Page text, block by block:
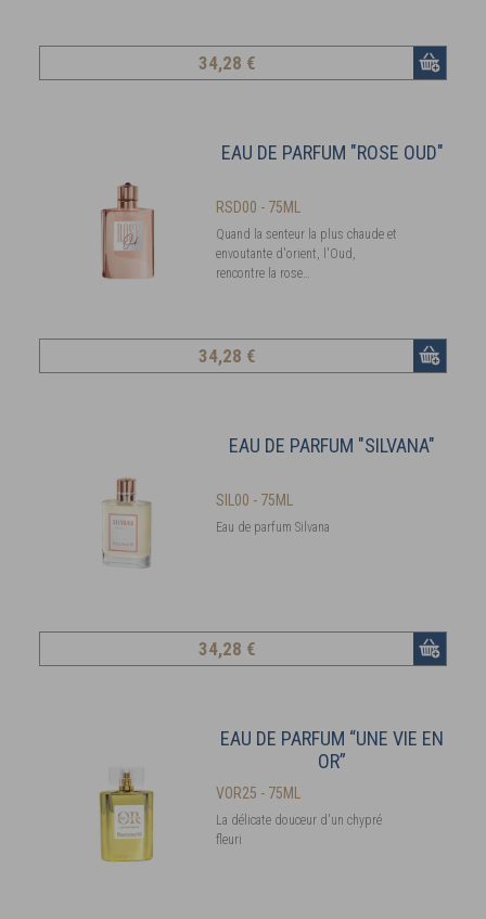
34,28 €
EAU DE PARFUM "ROSE OUD"
RSD00 - 75ML
Quand la senteur la plus chaude et
envoutante d'orient, l'Oud,
rencontre la rose…
34,28 €
EAU DE PARFUM "SILVANA"
SIL00 - 75ML
Eau de parfum Silvana
34,28 €
EAU DE PARFUM “UNE VIE EN
OR”
VOR25 - 75ML
La délicate douceur d'un chypré
fleuri